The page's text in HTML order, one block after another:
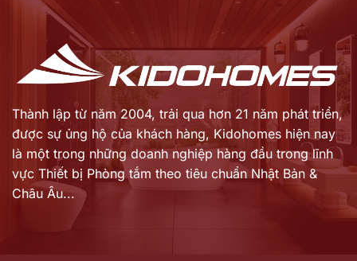
22.165.000 ₫.
Thành lập từ năm 2004, trải qua hơn 21 năm phát triển,
được sự ủng hộ của khách hàng, Kidohomes hiện nay
là một trong những doanh nghiệp hàng đầu trong lĩnh
vực Thiết bị Phòng tắm theo tiêu chuẩn Nhật Bản &
Châu Âu...